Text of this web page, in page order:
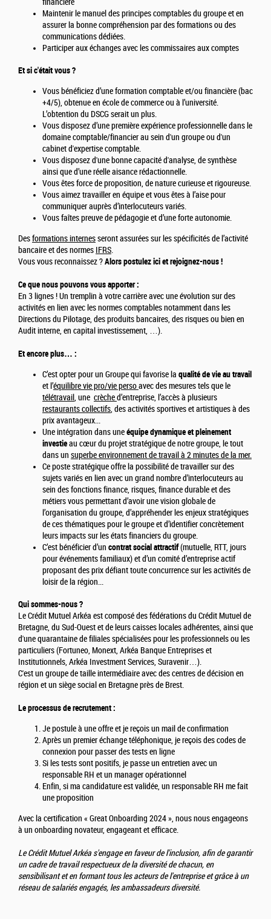
financière
Maintenir le manuel des principes comptables du groupe et en
assurer la bonne compréhension par des formations ou des
communications dédiées.
Participer aux échanges avec les commissaires aux comptes
Et si c'était vous ?
Vous bénéficiez d’une formation comptable et/ou financière (bac
+4/5), obtenue en école de commerce ou à l’université.
L’obtention du DSCG serait un plus.
Vous disposez d’une première expérience professionnelle dans le
domaine comptable/financier au sein d'un groupe ou d'un
cabinet d'expertise comptable.
Vous disposez d'une bonne capacité d'analyse, de synthèse
ainsi que d’une réelle aisance rédactionnelle.
Vous êtes force de proposition, de nature curieuse et rigoureuse.
Vous aimez travailler en équipe et vous êtes à l’aise pour
communiquer auprès d’interlocuteurs variés.
Vous faîtes preuve de pédagogie et d’une forte autonomie.
Desformations internesseront assurées sur les spécificités de l’activité
bancaire et des normes IFRS.
Vous vous reconnaissez ?Alors postulez ici et rejoignez-nous !
Ce que nous pouvons vous apporter :
En 3 lignes ! Un tremplin à votre carrière avec une évolution sur des
activités en lien avec les normes comptables notamment dans les
Directions du Pilotage, des produits bancaires, des risques ou bien en
Audit interne, en capital investissement, …).
Et encore plus… :
C’est opter pour un Groupe qui favorise la qualité de vie au travail
et l’équilibre vie pro/vie persoavec des mesures tels que le
télétravail, une crèched’entreprise, l’accès à plusieurs
restaurants collectifs, des activités sportives et artistiques à des
prix avantageux...
Une intégration dans uneéquipe dynamique et pleinement
investieau cœur du projet stratégique de notre groupe, le tout
dans un superbe environnement de travail à 2 minutes de la mer.
Ce poste stratégique offre la possibilité de travailler sur des
sujets variés en lien avec un grand nombre d’interlocuteurs au
sein des fonctions finance, risques, finance durable et des
métiers vous permettant d’avoir une vision globale de
l’organisation du groupe, d’appréhender les enjeux stratégiques
de ces thématiques pour le groupe et d’identifier concrètement
leurs impacts sur les états financiers du groupe.
C’est bénéficier d’un contrat social attractif(mutuelle, RTT, jours
pour événements familiaux) et d’un comité d’entreprise actif
proposant des prix défiant toute concurrence sur les activités de
loisir de la région...
Qui sommes-nous ?
Le Crédit Mutuel Arkéa est composé des fédérations du Crédit Mutuel de
Bretagne, du Sud-Ouest et de leurs caisses locales adhérentes, ainsi que
d'une quarantaine de filiales spécialisées pour les professionnels ou les
particuliers (Fortuneo, Monext, Arkéa Banque Entreprises et
Institutionnels, Arkéa Investment Services, Suravenir…).
C'est un groupe de taille intermédiaire avec des centres de décision en
région et un siège social en Bretagne près de Brest.
Le processus de recrutement :
Je postule à une offre et je reçois un mail de confirmation
Après un premier échange téléphonique, je reçois des codes de
connexion pour passer des tests en ligne
Si les tests sont positifs, je passe un entretien avec un
responsable RH et un manager opérationnel
Enfin, si ma candidature est validée, un responsable RH me fait
une proposition
Avec la certification « Great Onboarding 2024 », nous nous engageons
à un onboarding novateur, engageant et efficace.
Le Crédit Mutuel Arkéa s'engage en faveur de l'inclusion, afin de garantir
un cadre de travail respectueux de la diversité de chacun, en
sensibilisant et en formant tous les acteurs de l'entreprise et grâce à un
réseau de salariés engagés, les ambassadeurs diversité.